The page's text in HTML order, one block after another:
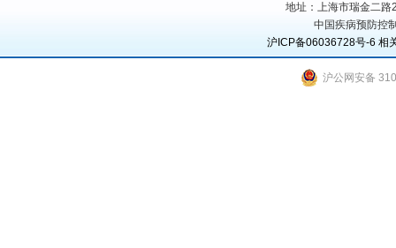
地址：上海市瑞金二
中国疾病预防控
沪ICP备06036728号-6 相
沪公网安备